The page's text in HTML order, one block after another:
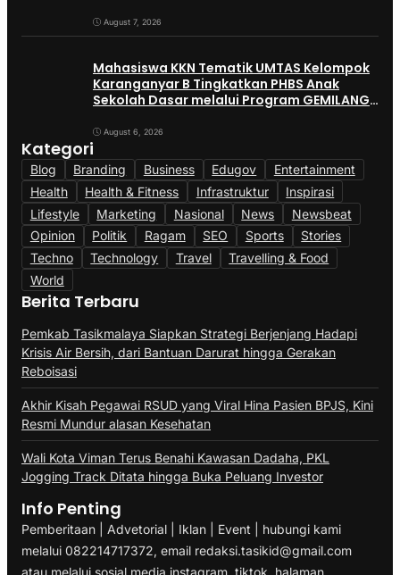
August 7, 2026
Mahasiswa KKN Tematik UMTAS Kelompok
Karanganyar B Tingkatkan PHBS Anak
Sekolah Dasar melalui Program GEMILANG
August 6, 2026
Kategori
Blog Branding Business Edugov
Entertainment
Health
Health & Fitness Infrastruktur
Inspirasi
Lifestyle
Marketing Nasional News
Newsbeat
Opinion
Politik Ragam SEO Sports
Stories
Techno
Technology Travel
Travelling & Food
World
Berita Terbaru
Pemkab Tasikmalaya Siapkan Strategi Berjenjang Hadapi
Krisis Air Bersih, dari Bantuan Darurat hingga Gerakan
Reboisasi
Akhir Kisah Pegawai RSUD yang Viral Hina Pasien BPJS, Kini
Resmi Mundur alasan Kesehatan
Wali Kota Viman Terus Benahi Kawasan Dadaha, PKL
Jogging Track Ditata hingga Buka Peluang Investor
Info Penting
Pemberitaan | Advetorial | Iklan | Event | hubungi kami
melalui 082214717372, email redaksi.tasikid@gmail.com